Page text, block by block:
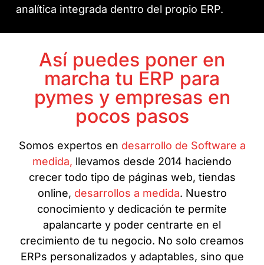
analítica integrada dentro del propio ERP.
Así puedes poner en
marcha tu ERP para
pymes y empresas en
pocos pasos
Somos expertos en desarrollo de Software a
medida, llevamos desde 2014 haciendo
crecer todo tipo de páginas web, tiendas
online, desarrollos a medida. Nuestro
conocimiento y dedicación te permite
apalancarte y poder centrarte en el
crecimiento de tu negocio. No solo creamos
ERPs personalizados y adaptables, sino que